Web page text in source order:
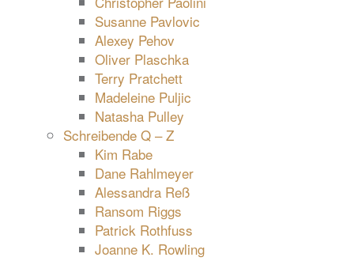
Susanne Pavlovic
Alexey Pehov
Oliver Plaschka
Terry Pratchett
Madeleine Puljic
Natasha Pulley
Schreibende Q – Z
Kim Rabe
Dane Rahlmeyer
Alessandra Reß
Ransom Riggs
Patrick Rothfuss
Joanne K. Rowling